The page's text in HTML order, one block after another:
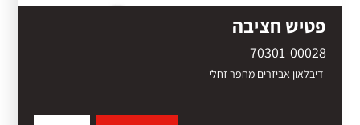
פטיש חציבה
70301-00028
דיבלאון אביזרים מחפר זחלי